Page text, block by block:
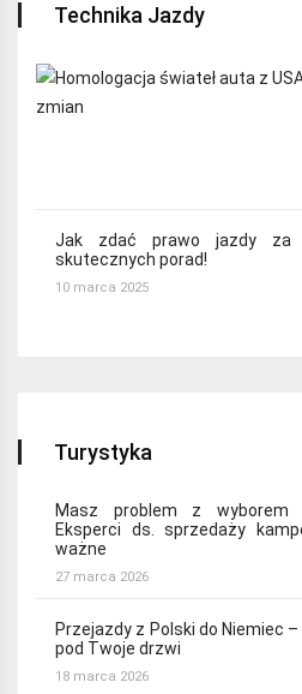
Technika Jazdy
Jak zdać prawo jazdy za
skutecznych porad!
10 marca 2025
Turystyka
Masz problem z wyborem
Eksperci ds. sprzedaży
ważne
27 marca 2026
Przejazdy z Polski do Niemiec
pod Twoje drzwi
18 marca 2026